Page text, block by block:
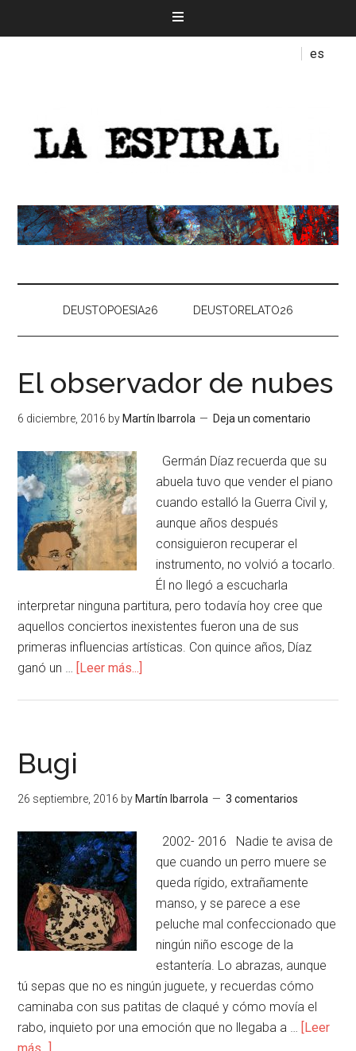
es
DEUSTOPOESIA26 DEUSTORELATO26
El observador de nubes
6 diciembre, 2016 by Martín Ibarrola Deja un comentario
Germán Díaz recuerda que su
abuela tuvo que vender el piano
cuando estalló la Guerra Civil y,
aunque años después
consiguieron recuperar el
instrumento, no volvió a tocarlo.
Él no llegó a escucharla
interpretar ninguna partitura, pero todavía hoy cree que
aquellos conciertos inexistentes fueron una de sus
primeras influencias artísticas. Con quince años, Díaz
ganó un … [Leer más...]
Bugi
26 septiembre, 2016 by Martín Ibarrola 3 comentarios
2002- 2016 Nadie te avisa de
que cuando un perro muere se
queda rígido, extrañamente
manso, y se parece a ese
peluche mal confeccionado que
ningún niño escoge de la
estantería. Lo abrazas, aunque
tú sepas que no es ningún juguete, y recuerdas cómo
caminaba con sus patitas de claqué y cómo movía el
rabo, inquieto por una emoción que no llegaba a … [Leer